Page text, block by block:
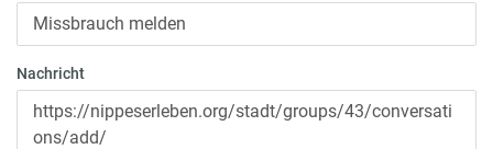
Nachricht